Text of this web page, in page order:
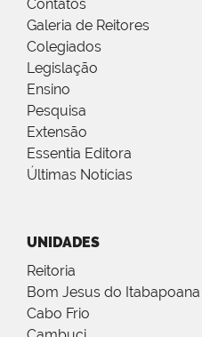
Contatos
Galeria de Reitores
Colegiados
Legislação
Ensino
Pesquisa
Extensão
Essentia Editora
Últimas Notícias
UNIDADES
Reitoria
Bom Jesus do Itabapoana
Cabo Frio